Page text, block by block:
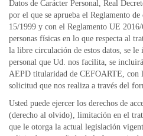
Datos de Carácter Personal, Real
por el que se aprueba el Reglamento
15/1999 y con el Reglamento UE
personas físicas en lo que respecta al
la libre circulación de estos datos, se le
personal que Ud. nos facilita, se
AEPD titularidad de CEFOARTE, con
solicitud que nos realiza a través del
Usted puede ejercer los derechos de
(derecho al olvido), limitación en el
que le otorga la actual legislación